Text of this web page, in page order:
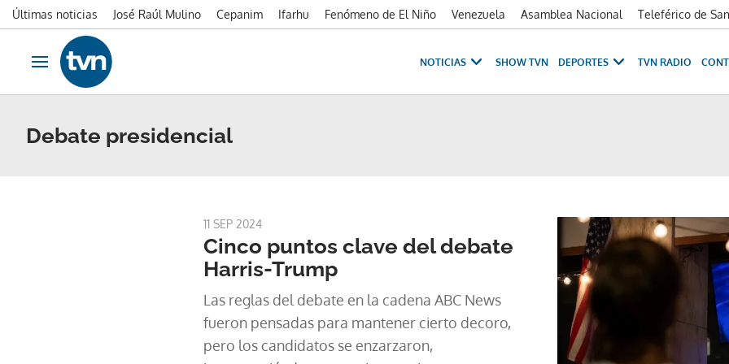
Últimas noticias José Raúl Mulino Cepanim Ifarhu Fenómeno de El Niño Venezuela Asamblea Nacional Teleférico de
Ir al contenido
Obrir navegació
NOTICIAS SHOW TVN DEPORTES TVN RADIO
Debate presidencial
11 SEP 2024
Cinco puntos clave del debate
Harris-Trump
Las reglas del debate en la cadena ABC News
fueron pensadas para mantener cierto decoro,
pero los candidatos se enzarzaron,